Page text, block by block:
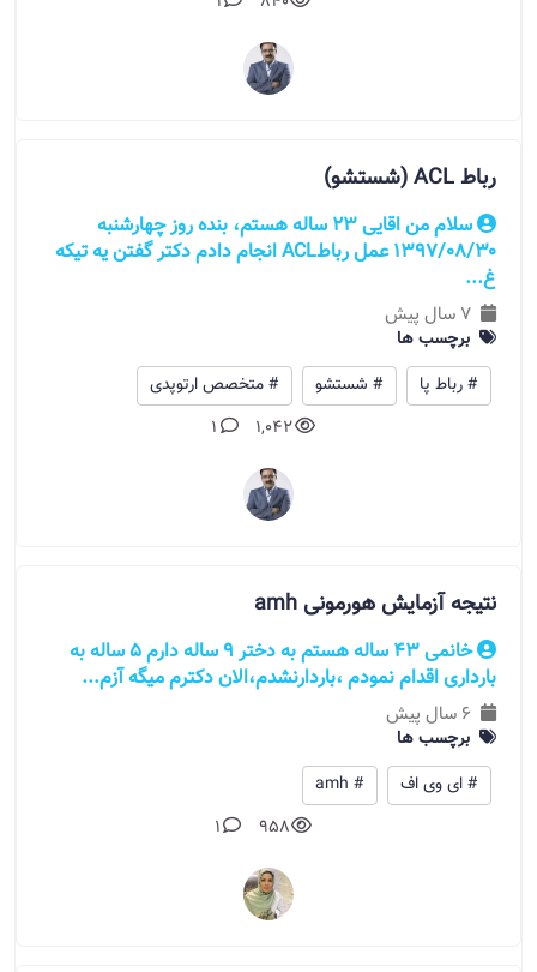
رباط ACL (شستشو)
سلام من اقایی 23 ساله هستم، بنده روز چهارشنبه
۱۳۹۷/۰۸/۳۰ عمل رباطACL انجام دادم دکتر گفتن یه تیکه
غ...
7 سال پیش
برچسب ها
# رباط پا
# شستشو
# متخصص ارتوپدی
1,042
1
نتیجه آزمایش هورمونی amh
خانمی 43 ساله هستم به دختر 9 ساله دارم 5 ساله به
بارداری اقدام نمودم ،باردارنشدم،الان دکترم میگه آزم...
6 سال پیش
برچسب ها
# ای وی اف
# amh
958
1